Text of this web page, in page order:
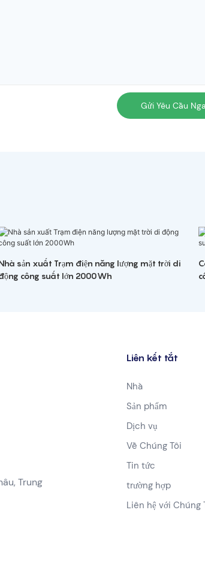
Gửi Yêu Cầu
sản xuất Trạm điện năng lượng mặt trời di
công suất lớn 2000Wh
Trung
Liên kết tắt
Nhà
Sản phẩm
Dịch vụ
Về Chúng Tôi
Tin tức
trường hợp
Liên hệ với Chúng